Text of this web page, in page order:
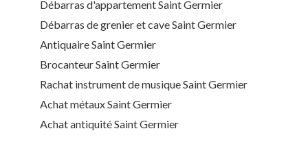
Débarras d'appartement Saint Germier
Débarras de grenier et cave Saint Germier
Antiquaire Saint Germier
Brocanteur Saint Germier
Rachat instrument de musique Saint Germier
Achat métaux Saint Germier
Achat antiquité Saint Germier